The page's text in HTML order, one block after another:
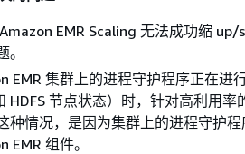
EMR Scaling 无法成功缩
EMR 集群上的进程守护程序正在进
HDFS 节点状态）时，针对高利用
种情况，是因为集群上的进程守护
EMR 组件。